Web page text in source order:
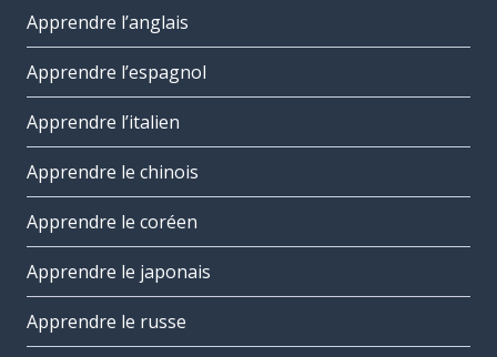
Apprendre l’anglais
Apprendre l’espagnol
Apprendre l’italien
Apprendre le chinois
Apprendre le coréen
Apprendre le japonais
Apprendre le russe